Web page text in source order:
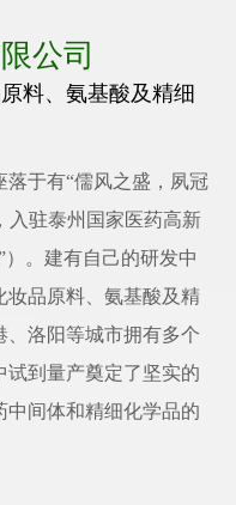
公司
料、氨基酸及精细
落于有“儒风之盛，夙冠
入驻泰州国家医药高新
。建有自己的研发中
妆品原料、氨基酸及精
、洛阳等城市拥有多个
试到量产奠定了坚实的
中间体和精细化学品的